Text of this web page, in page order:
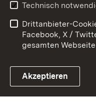
Link zum Landesportal
Datenschutz
Impressum
Technisch
Drittanbieter-
Facebook, X /
gesamten
Akzeptieren